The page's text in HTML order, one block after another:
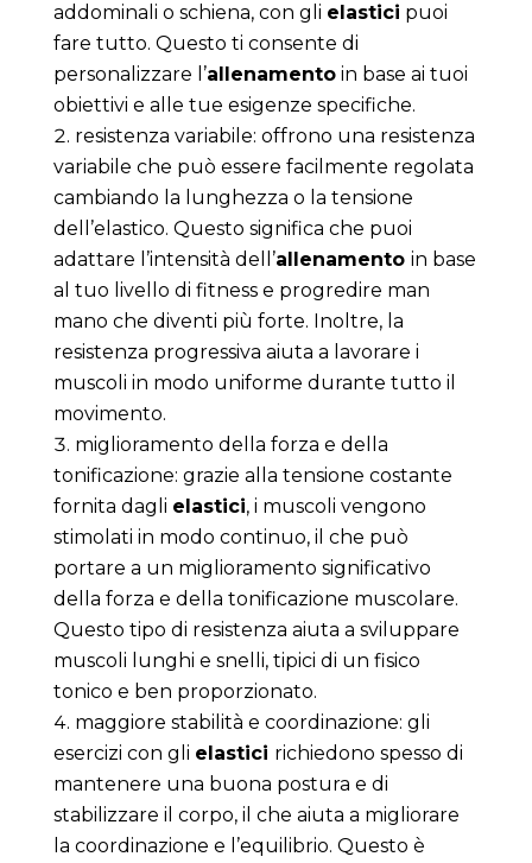
addominali o schiena, con gli elastici puoi
fare tutto. Questo ti consente di
personalizzare l’allenamentoin base ai tuoi
obiettivi e alle tue esigenze specifiche.
resistenza variabile: offrono una resistenza
variabile che può essere facilmente regolata
cambiando la lunghezza o la tensione
dell’elastico. Questo significa che puoi
adattare l’intensità dell’allenamento in base
al tuo livello di fitness e progredire man
mano che diventi più forte. Inoltre, la
resistenza progressiva aiuta a lavorare i
muscoli in modo uniforme durante tutto il
movimento.
miglioramento della forza e della
tonificazione: grazie alla tensione costante
fornita dagli elastici, i muscoli vengono
stimolati in modo continuo, il che può
portare a un miglioramento significativo
della forza e della tonificazione muscolare.
Questo tipo di resistenza aiuta a sviluppare
muscoli lunghi e snelli, tipici di un fisico
tonico e ben proporzionato.
maggiore stabilità e coordinazione: gli
esercizi con gli elastici richiedono spesso di
mantenere una buona postura e di
stabilizzare il corpo, il che aiuta a migliorare
la coordinazione e l’equilibrio. Questo è